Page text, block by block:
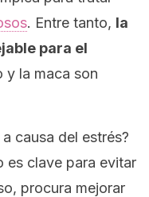
. Entre tanto, la
para el
y la maca son
causa del estrés?
es clave para evitar
procura mejorar